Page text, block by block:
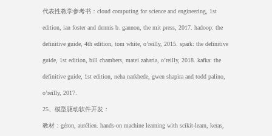
代表性教学参考书： cloud computing for science and engineering, 1st
edition, ian foster and dennis b. gannon, the mit press, 2017. hadoop: the
definitive guide, 4th edition, tom white, o’reilly, 2015. spark: the definitive
guide, 1st edition, bill chambers, matei zaharia, o’reilly, 2018. kafka: the
definitive guide, 1st edition, neha narkhede, gwen shapira and todd palino,
o’reilly, 2017.
25、模型驱动软件开发：
教材： géron, aurélien. hands-on machine learning with scikit-learn, keras,